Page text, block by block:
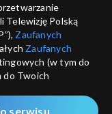
Telewizję Polską
Zaufanych
Zaufanych
(w tym do
do Twoich
udostępnianie
serwisu